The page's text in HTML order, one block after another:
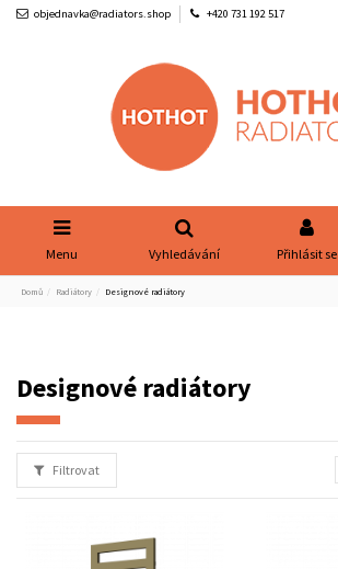
objednavka@radiators.shop +420 731 192 517
Menu Vyhledávání Přihlásit se
Domů Radiátory Designové radiátory
Designové radiátory
Filtrovat